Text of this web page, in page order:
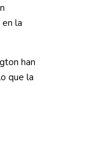
la
han
que la